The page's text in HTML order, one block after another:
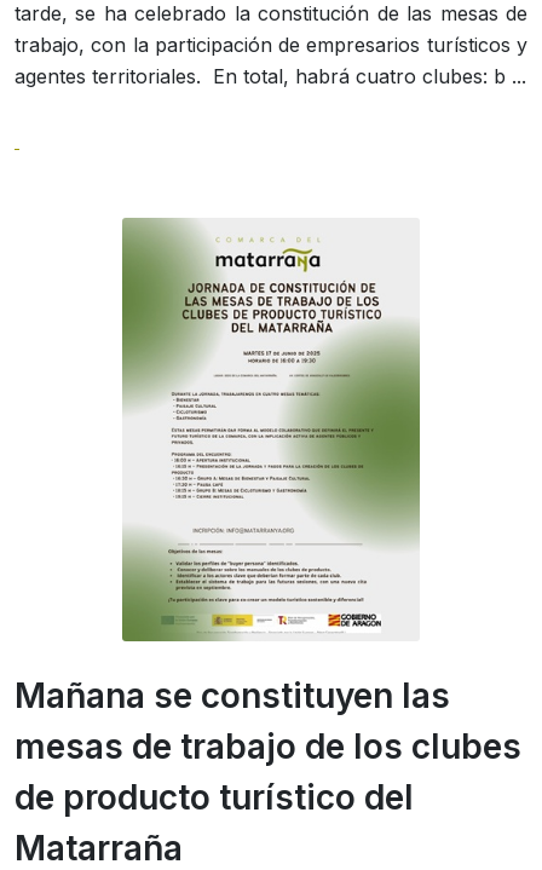
tarde, se ha celebrado la constitución de las mesas de
trabajo, con la participación de empresarios turísticos y
agentes territoriales. En total, habrá cuatro clubes: b ...
Mañana se constituyen las
mesas de trabajo de los clubes
de producto turístico del
Matarraña